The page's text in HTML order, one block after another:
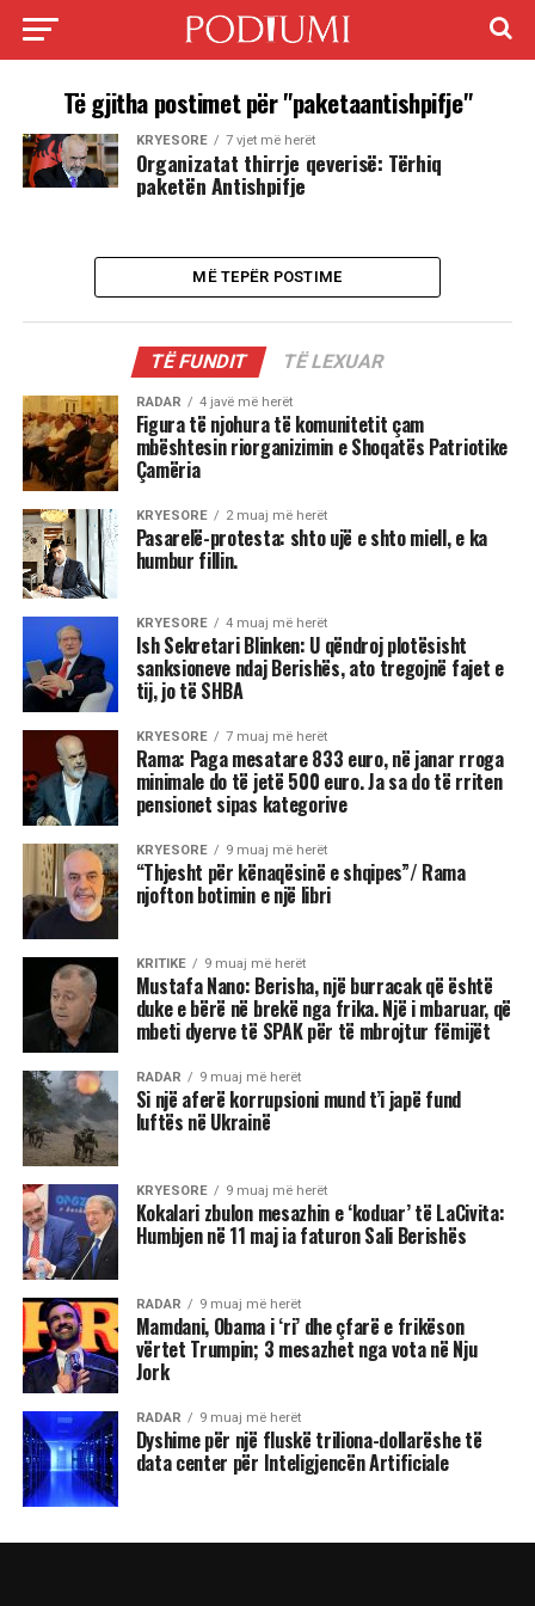
Të gjitha postimet për "paketaantishpifje"
KRYESORE 7 vjet më herët
Organizatat thirrje qeverisë: Tërhiq
paketën Antishpifje
MË TEPËR POSTIME
TË FUNDIT TË LEXUAR
RADAR 4 javë më herët
Figura të njohura të komunitetit çam
mbështesin riorganizimin e Shoqatës Patriotike
Çamëria
KRYESORE 2 muaj më herët
Pasarelë-protesta: shto ujë e shto miell, e ka
humbur fillin.
KRYESORE 4 muaj më herët
Ish Sekretari Blinken: U qëndroj plotësisht
sanksioneve ndaj Berishës, ato tregojnë fajet e
tij, jo të SHBA
KRYESORE 7 muaj më herët
Rama: Paga mesatare 833 euro, në janar rroga
minimale do të jetë 500 euro. Ja sa do të rriten
pensionet sipas kategorive
KRYESORE 9 muaj më herët
“Thjesht për kënaqësinë e shqipes”/ Rama
njofton botimin e një libri
KRITIKE 9 muaj më herët
Mustafa Nano: Berisha, një burracak që është
duke e bërë në brekë nga frika. Një i mbaruar, që
mbeti dyerve të SPAK për të mbrojtur fëmijët
RADAR 9 muaj më herët
Si një aferë korrupsioni mund t’i japë fund
luftës në Ukrainë
KRYESORE 9 muaj më herët
Kokalari zbulon mesazhin e ‘koduar’ të LaCivita:
Humbjen në 11 maj ia faturon Sali Berishës
RADAR 9 muaj më herët
Mamdani, Obama i ‘ri’ dhe çfarë e frikëson
vërtet Trumpin; 3 mesazhet nga vota në Nju
Jork
RADAR 9 muaj më herët
Dyshime për një fluskë triliona-dollarëshe të
data center për Inteligjencën Artificiale